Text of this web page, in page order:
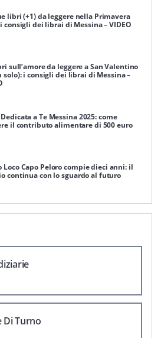
libri (+1) da leggere nella Primavera
consigli dei librai di Messina – VIDEO
sull’amore da leggere a San Valentino
solo): i consigli dei librai di Messina –
a Te Messina 2025: come
il contributo alimentare di 500 euro
Loco Capo Peloro compie dieci anni: il
continua con lo sguardo al futuro
Di Turno